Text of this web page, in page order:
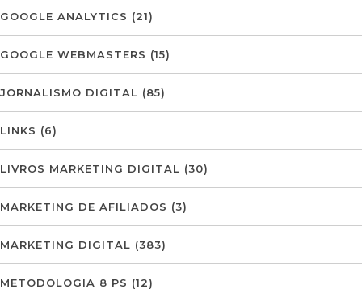
GOOGLE ANALYTICS (21)
GOOGLE WEBMASTERS (15)
JORNALISMO DIGITAL (85)
LINKS (6)
LIVROS MARKETING DIGITAL (30)
MARKETING DE AFILIADOS (3)
MARKETING DIGITAL (383)
METODOLOGIA 8 PS (12)